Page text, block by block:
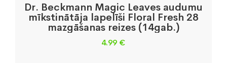
Dr. Beckmann Magic Leaves audumu
mīkstinātāja lapelīši Floral Fresh 28
mazgāšanas reizes (14gab.)
4.99 €